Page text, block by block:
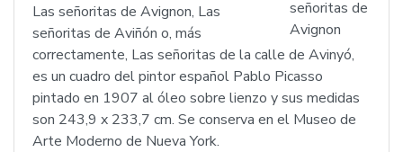
Las señoritas de Avignon, Las
señoritas de Aviñón o, más
correctamente, Las señoritas de la calle de Avinyó,
es un cuadro del pintor español Pablo Picasso
pintado en 1907 al óleo sobre lienzo y sus medidas
son 243,9 x 233,7 cm. Se conserva en el Museo de
Arte Moderno de Nueva York.